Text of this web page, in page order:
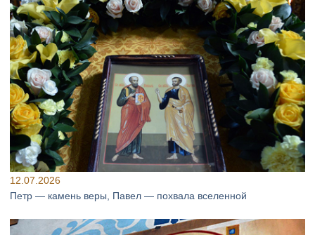
12.07.2026
Петр — камень веры, Павел — похвала вселенной